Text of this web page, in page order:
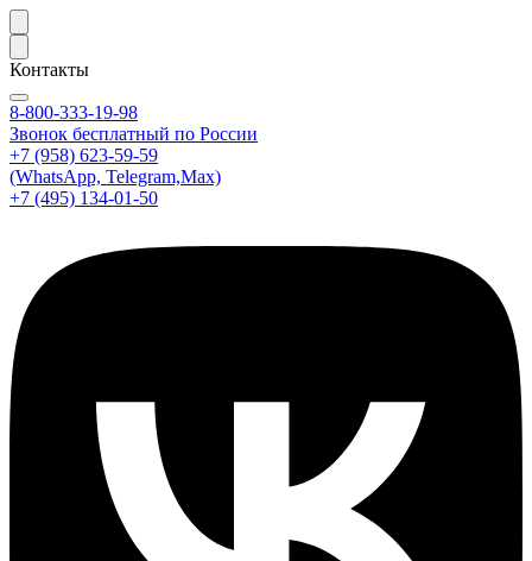
Контакты
8-800-333-19-98
Звонок бесплатный по России
+7 (958) 623-59-59
(WhatsApp, Telegram,Max)
+7 (495) 134-01-50